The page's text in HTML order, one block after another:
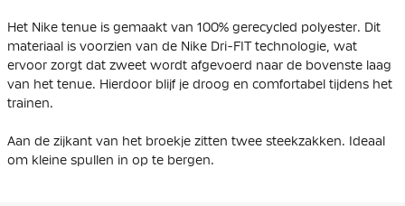
Het Nike tenue is gemaakt van 100% gerecycled polyester. Dit
materiaal is voorzien van de Nike Dri-FIT technologie, wat
ervoor zorgt dat zweet wordt afgevoerd naar de bovenste laag
van het tenue. Hierdoor blijf je droog en comfortabel tijdens het
trainen.
Aan de zijkant van het broekje zitten twee steekzakken. Ideaal
om kleine spullen in op te bergen.